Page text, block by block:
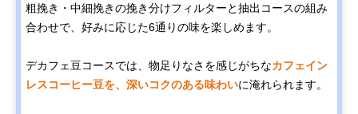
粗挽き・中細挽きの挽き分けフィルターと抽出コースの組み
合わせで、好みに応じた6通りの味を楽しめます。
デカフェ豆コースでは、物足りなさを感じがちなカフェイン
レスコーヒー豆を、深いコクのある味わいに淹れられます。